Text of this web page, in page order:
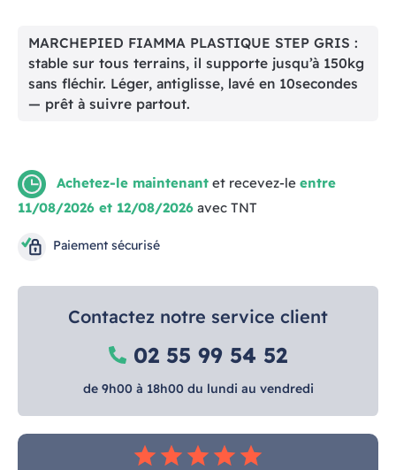
MARCHEPIED FIAMMA PLASTIQUE STEP GRIS :
stable sur tous terrains, il supporte jusqu’à 150kg
sans fléchir. Léger, antiglisse, lavé en 10secondes
— prêt à suivre partout.
Achetez-le maintenant et recevez-le entre
11/08/2026 et 12/08/2026 avec TNT
Paiement sécurisé
Contactez notre service client
02 55 99 54 52
de 9h00 à 18h00 du lundi au vendredi
star star star star star